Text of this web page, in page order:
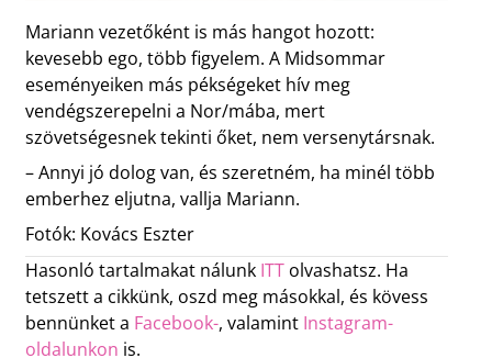
Mariann vezetőként is más hangot hozott:
kevesebb ego, több figyelem. A Midsommar
eseményeiken más pékségeket hív meg
vendégszerepelni a Nor/mába, mert
szövetségesnek tekinti őket, nem versenytársnak.
– Annyi jó dolog van, és szeretném, ha minél több
emberhez eljutna, vallja Mariann.
Fotók: Kovács Eszter
Hasonló tartalmakat nálunk ITTolvashatsz. Ha
tetszett a cikkünk, oszd meg másokkal, és kövess
bennünket a Facebook-, valamint Instagram-
oldalunkon is.